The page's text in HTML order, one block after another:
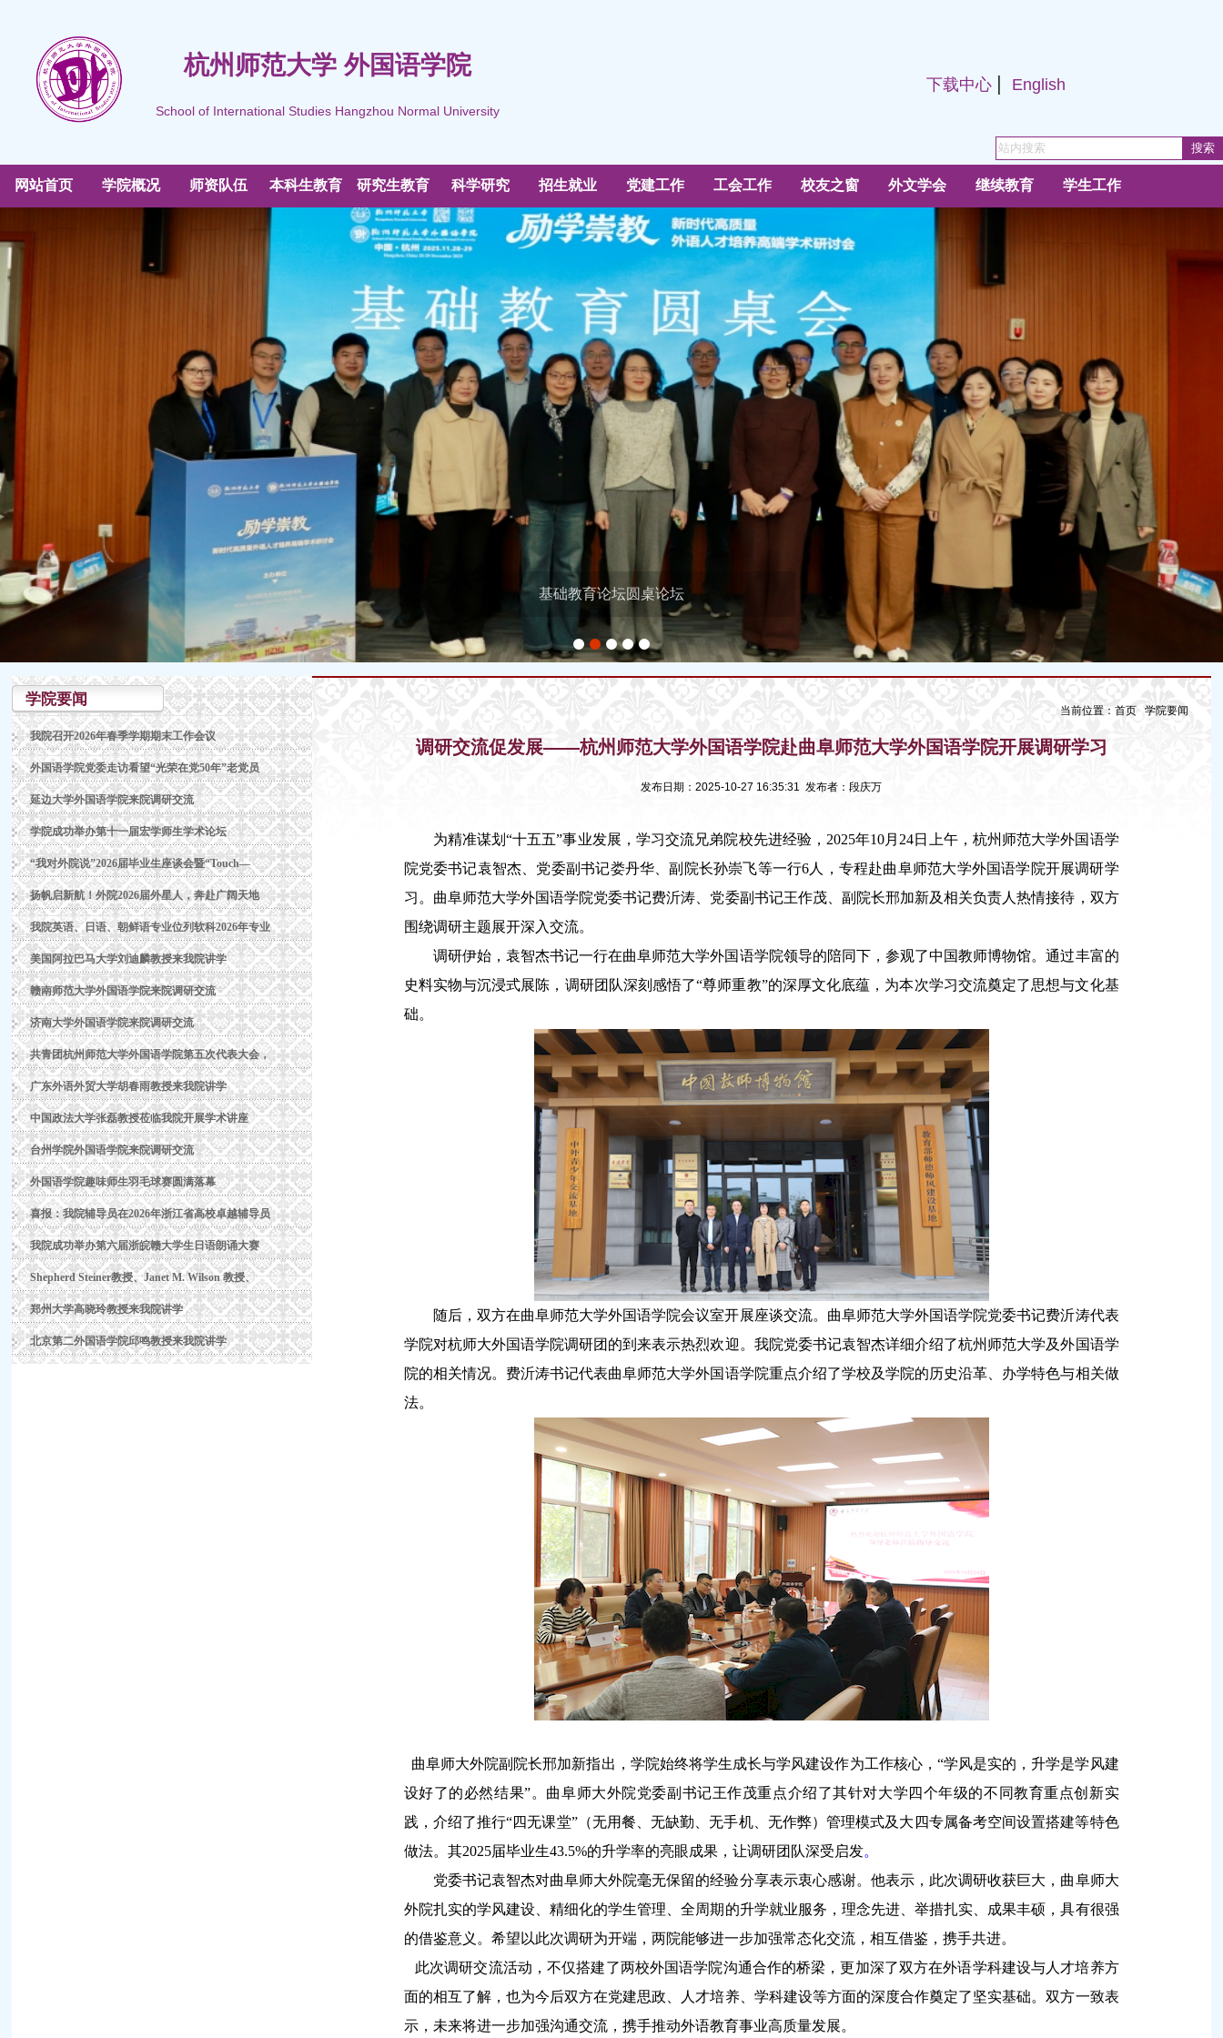
杭州师范大学 外国语学院
School of International Studies Hangzhou Normal University
下载中心 | English
网站首页 学院概况 师资队伍 本科生教育 研究生教育 科学研究 招生就业 党建工作 工会工作 校友之窗 外文学会 继续教育 学生工作
1 2 3 4 5
基础教育论坛圆桌论坛
学院要闻
我院召开2026年春季学期期末工作会议
外国语学院党委走访看望“光荣在党50年”老党员
延边大学外国语学院来院调研交流
学院成功举办第十一届宏学师生学术论坛
“我对外院说”2026届毕业生座谈会暨“Touch—
扬帆启新航！外院2026届外星人，奔赴广阔天地
我院英语、日语、朝鲜语专业位列软科2026年专业
美国阿拉巴马大学刘迪麟教授来我院讲学
赣南师范大学外国语学院来院调研交流
济南大学外国语学院来院调研交流
共青团杭州师范大学外国语学院第五次代表大会，
广东外语外贸大学胡春雨教授来我院讲学
中国政法大学张磊教授莅临我院开展学术讲座
台州学院外国语学院来院调研交流
外国语学院趣味师生羽毛球赛圆满落幕
喜报：我院辅导员在2026年浙江省高校卓越辅导员
我院成功举办第六届浙皖赣大学生日语朗诵大赛
Shepherd Steiner教授、Janet M. Wilson 教授、
郑州大学高晓玲教授来我院讲学
北京第二外国语学院邱鸣教授来我院讲学
当前位置： 首页 学院要闻
调研交流促发展——杭州师范大学外国语学院赴曲阜师范大学外国语学院开展调研学习
发布日期：2025-10-27 16:35:31 发布者：段庆万
为精准谋划“十五五”事业发展，学习交流兄弟院校先进经验，2025年10月24日上午，杭州师范大学外国语学
院党委书记袁智杰、党委副书记娄丹华、副院长孙崇飞等一行6人，专程赴曲阜师范大学外国语学院开展调研学
习。曲阜师范大学外国语学院党委书记费沂涛、党委副书记王作茂、副院长邢加新及相关负责人热情接待，双方
围绕调研主题展开深入交流。
调研伊始，袁智杰书记一行在曲阜师范大学外国语学院领导的陪同下，参观了中国教师博物馆。通过丰富的
史料实物与沉浸式展陈，调研团队深刻感悟了“尊师重教”的深厚文化底蕴，为本次学习交流奠定了思想与文化基
础。
随后，双方在曲阜师范大学外国语学院会议室开展座谈交流。曲阜师范大学外国语学院党委书记费沂涛代表
学院对杭师大外国语学院调研团的到来表示热烈欢迎。我院党委书记袁智杰详细介绍了杭州师范大学及外国语学
院的相关情况。费沂涛书记代表曲阜师范大学外国语学院重点介绍了学校及学院的历史沿革、办学特色与相关做
法。
曲阜师大外院副院长邢加新指出，学院始终将学生成长与学风建设作为工作核心，“学风是实的，升学是学风建
设好了的必然结果”。曲阜师大外院党委副书记王作茂重点介绍了其针对大学四个年级的不同教育重点创新实
践，介绍了推行“四无课堂”（无用餐、无缺勤、无手机、无作弊）管理模式及大四专属备考空间设置搭建等特色
做法。其2025届毕业生43.5%的升学率的亮眼成果，让调研团队深受启发。
党委书记袁智杰对曲阜师大外院毫无保留的经验分享表示衷心感谢。他表示，此次调研收获巨大，曲阜师大
外院扎实的学风建设、精细化的学生管理、全周期的升学就业服务，理念先进、举措扎实、成果丰硕，具有很强
的借鉴意义。希望以此次调研为开端，两院能够进一步加强常态化交流，相互借鉴，携手共进。
此次调研交流活动，不仅搭建了两校外国语学院沟通合作的桥梁，更加深了双方在外语学科建设与人才培养方
面的相互了解，也为今后双方在党建思政、人才培养、学科建设等方面的深度合作奠定了坚实基础。双方一致表
示，未来将进一步加强沟通交流，携手推动外语教育事业高质量发展。